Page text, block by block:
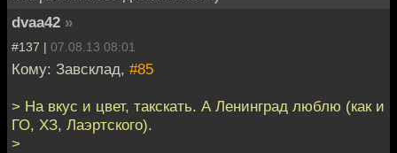
dvaa42 »
#137 | 07.08.13 08:01
Кому: Завсклад, #85
> На вкус и цвет, такскать. А Ленинград люблю (как и
ГО, ХЗ, Лаэртского).
>